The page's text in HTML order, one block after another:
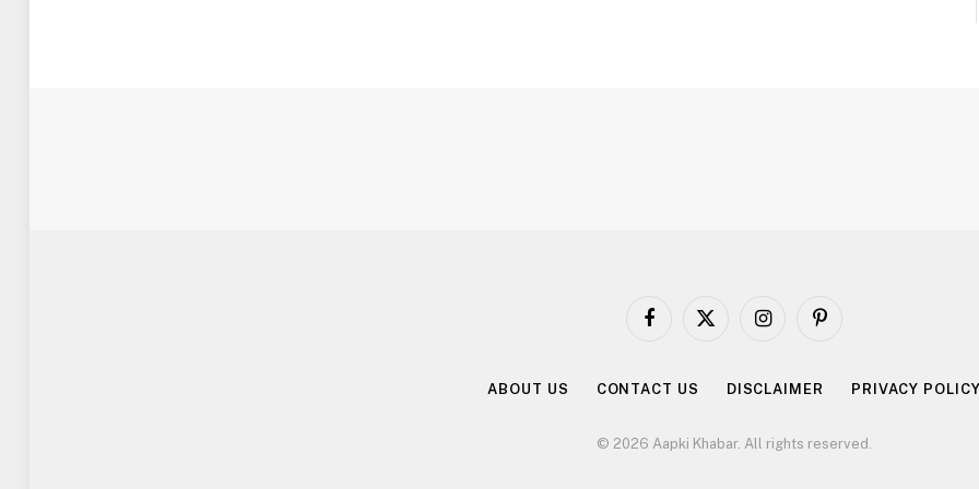
Facebook
X
InstagramPinterest
ABOUT US CONTACT US DISCLAIMER PRIVACY
© 2026 Aapki Khabar. All rights reserved.